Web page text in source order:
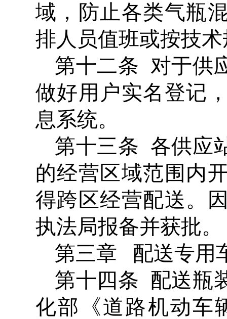
域，防止各类气瓶
排人员值班或按技
第十二条 对于供
做好用户实名登记
息系统。
第十三条 各供应
的经营区域范围内
得跨区经营配送。
执法局报备并获批。
第三章 配送专用
第十四条 配送瓶
化部《道路机动车